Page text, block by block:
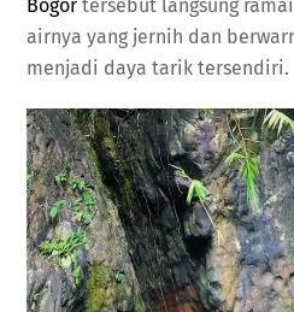
Bogor tersebut langsung
airnya yang jernih dan
menjadi daya tarik tersendiri.